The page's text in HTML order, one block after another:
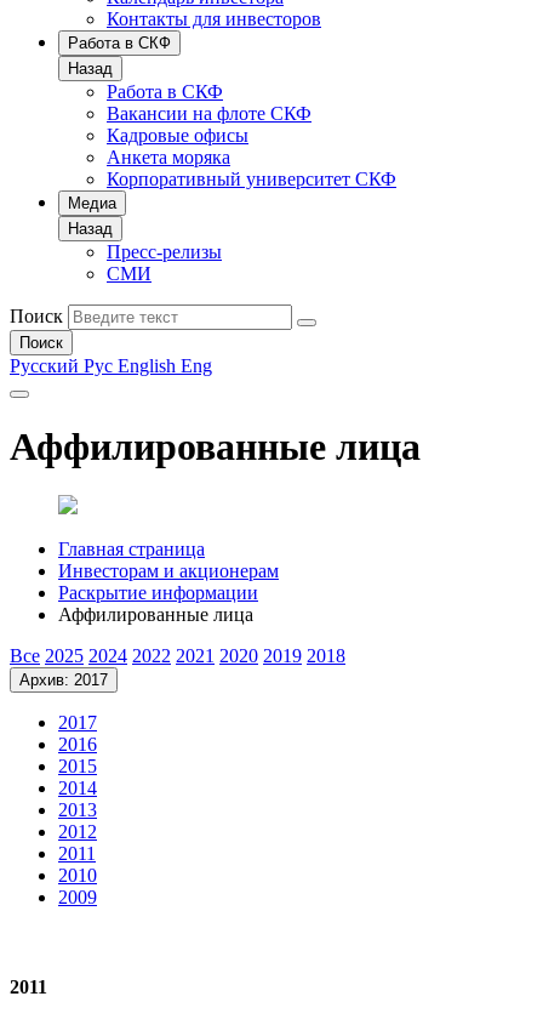
Контакты для инвесторов
Работа в СКФ
Назад
Работа в СКФ
Вакансии на флоте СКФ
Кадровые офисы
Анкета моряка
Корпоративный университет СКФ
Медиа
Назад
Пресс-релизы
СМИ
Поиск
Поиск
Русский Рус English Eng
Аффилированные лица
Главная страница
Инвесторам и акционерам
Раскрытие информации
Аффилированные лица
Все 2025 2024 2022 2021 2020 2019 2018
Архив: 2017
2017
2016
2015
2014
2013
2012
2011
2010
2009
2011